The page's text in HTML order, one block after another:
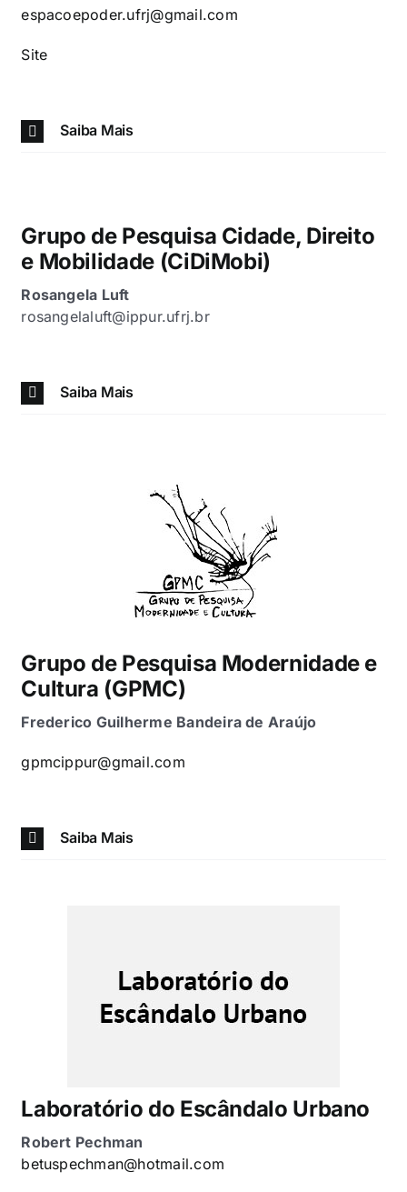
espacoepoder.ufrj@gmail.com
Site
Saiba Mais
Grupo de Pesquisa Cidade, Direito
e Mobilidade (CiDiMobi)
Rosangela Luft
rosangelaluft@ippur.ufrj.br
Saiba Mais
Grupo de Pesquisa Modernidade e
Cultura (GPMC)
Frederico Guilherme Bandeirade Araújo
gpmcippur@gmail.com
Saiba Mais
Laboratório do Escândalo Urbano
Robert Pechman
betuspechman@hotmail.com